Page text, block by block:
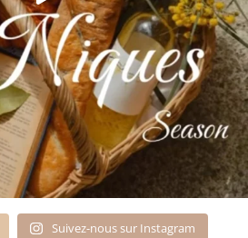
Suivez-nous sur Instagram